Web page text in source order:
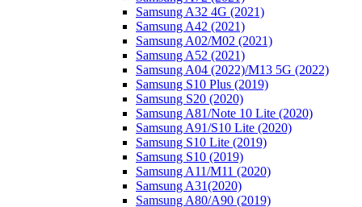
Samsung A32 4G (2021)
Samsung A42 (2021)
Samsung A02/M02 (2021)
Samsung A52 (2021)
Samsung A04 (2022)/M13 5G (2022)
Samsung S10 Plus (2019)
Samsung S20 (2020)
Samsung A81/Note 10 Lite (2020)
Samsung A91/S10 Lite (2020)
Samsung S10 Lite (2019)
Samsung S10 (2019)
Samsung A11/M11 (2020)
Samsung A31(2020)
Samsung A80/A90 (2019)